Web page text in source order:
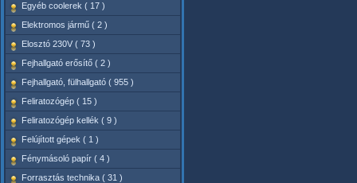
Egyéb coolerek ( 17 )
Elektromos jármű ( 2 )
Elosztó 230V ( 73 )
Fejhallgató erősítő ( 2 )
Fejhallgató, fülhallgató ( 955 )
Feliratozógép ( 15 )
Feliratozógép kellék ( 9 )
Felújított gépek ( 1 )
Fénymásoló papír ( 4 )
Forrasztás technika ( 31 )